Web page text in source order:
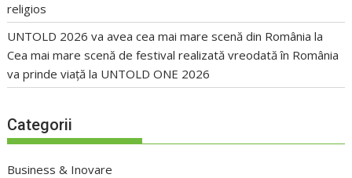
religios
UNTOLD 2026 va avea cea mai mare scenă din România la
Cea mai mare scenă de festival realizată vreodată în România
va prinde viață la UNTOLD ONE 2026
Categorii
Business & Inovare